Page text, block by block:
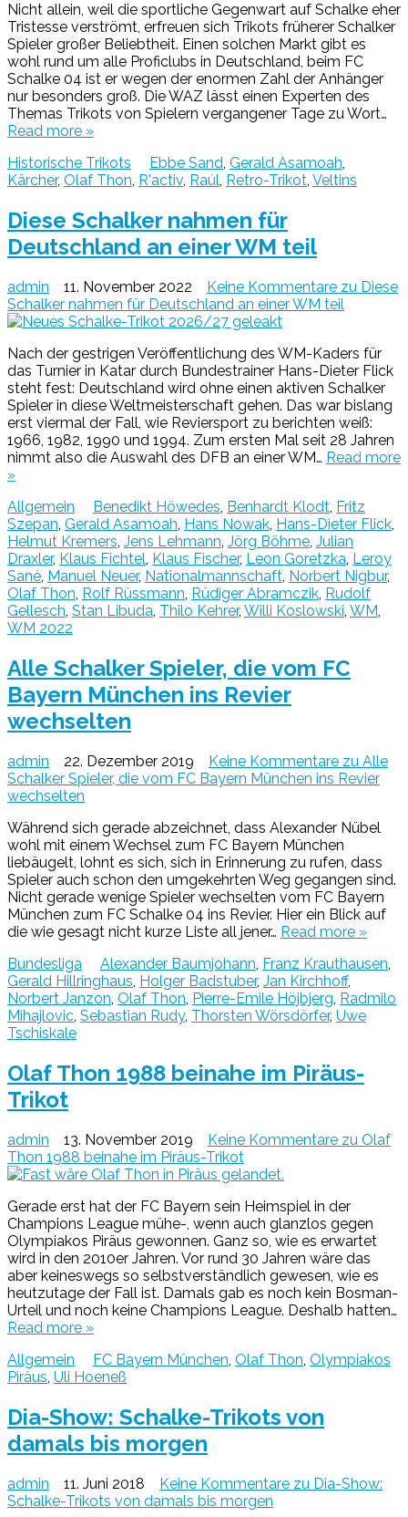
Nicht allein, weil die sportliche Gegenwart auf Schalke eher
Tristesse verströmt, erfreuen sich Trikots früherer Schalker
Spieler großer Beliebtheit. Einen solchen Markt gibt es
wohl rund um alle Proficlubs in Deutschland, beim FC
Schalke 04 ist er wegen der enormen Zahl der Anhänger
nur besonders groß. Die WAZ lässt einen Experten des
Themas Trikots von Spielern vergangener Tage zu Wort…
Read more »
Historische Trikots
Ebbe Sand, Gerald Asamoah,
Kärcher, Olaf Thon, R'activ, Raúl, Retro-Trikot, Veltins
Diese Schalker nahmen für
Deutschland an einer WM teil
admin 11. November 2022 Keine Kommentare zu Diese
Schalker nahmen für Deutschland an einer WM teil
Nach der gestrigen Veröffentlichung des WM-Kaders für
das Turnier in Katar durch Bundestrainer Hans-Dieter Flick
steht fest: Deutschland wird ohne einen aktiven Schalker
Spieler in diese Weltmeisterschaft gehen. Das war bislang
erst viermal der Fall, wie Reviersport zu berichten weiß:
1966, 1982, 1990 und 1994. Zum ersten Mal seit 28 Jahren
nimmt also die Auswahl des DFB an einer WM… Read more
»
Allgemein
Benedikt Höwedes, Benhardt Klodt, Fritz
Szepan, Gerald Asamoah, Hans Nowak, Hans-Dieter Flick,
Helmut Kremers, Jens Lehmann, Jörg Böhme, Julian
Draxler, Klaus Fichtel, Klaus Fischer, Leon Goretzka, Leroy
Sané, Manuel Neuer, Nationalmannschaft, Norbert Nigbur,
Olaf Thon, Rolf Rüssmann, Rüdiger Abramczik, Rudolf
Gellesch, Stan Libuda, Thilo Kehrer, Willi Koslowski, WM,
WM 2022
Alle Schalker Spieler, die vom FC
Bayern München ins Revier
wechselten
admin 22. Dezember 2019 Keine Kommentare zu Alle
Schalker Spieler, die vom FC Bayern München ins Revier
wechselten
Während sich gerade abzeichnet, dass Alexander Nübel
wohl mit einem Wechsel zum FC Bayern München
liebäugelt, lohnt es sich, sich in Erinnerung zu rufen, dass
Spieler auch schon den umgekehrten Weg gegangen sind.
Nicht gerade wenige Spieler wechselten vom FC Bayern
München zum FC Schalke 04 ins Revier. Hier ein Blick auf
die wie gesagt nicht kurze Liste all jener… Read more »
Bundesliga
Alexander Baumjohann, Franz Krauthausen,
Gerald Hillringhaus, Holger Badstuber, Jan Kirchhoff,
Norbert Janzon, Olaf Thon, Pierre-Emile Höjbjerg, Radmilo
Mihajlovic, Sebastian Rudy, Thorsten Wörsdörfer, Uwe
Tschiskale
Olaf Thon 1988 beinahe im Piräus-
Trikot
admin 13. November 2019 Keine Kommentare zu Olaf
Thon 1988 beinahe im Piräus-Trikot
Gerade erst hat der FC Bayern sein Heimspiel in der
Champions League mühe-, wenn auch glanzlos gegen
Olympiakos Piräus gewonnen. Ganz so, wie es erwartet
wird in den 2010er Jahren. Vor rund 30 Jahren wäre das
aber keineswegs so selbstverständlich gewesen, wie es
heutzutage der Fall ist. Damals gab es noch kein Bosman-
Urteil und noch keine Champions League. Deshalb hatten…
Read more »
Allgemein
FC Bayern München Olaf Thon Olympiakos
Piräus Uli Hoeneß
Dia-Show: Schalke-Trikots von
damals bis morgen
admin 11. Juni 2018 Keine Kommentare zu Dia-Show:
Schalke-Trikots von damals bis morgen